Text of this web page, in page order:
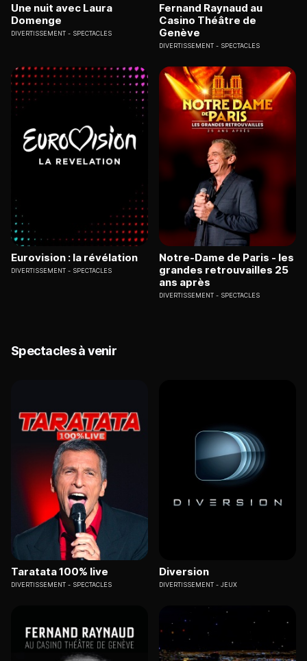
Une nuit avec Laura
Domenge
DIVERTISSEMENT SPECTACLES
Fernand Raynaud au
Casino Théâtre de
Genève
DIVERTISSEMENT SPECTACLES
Eurovision : la révélation
DIVERTISSEMENT SPECTACLES
Notre-Dame de Paris - les
grandes retrouvailles 25
ans après
DIVERTISSEMENT SPECTACLES
Spectacles à venir
Taratata 100% live
DIVERTISSEMENT SPECTACLES
Diversion
DIVERTISSEMENT JEUX